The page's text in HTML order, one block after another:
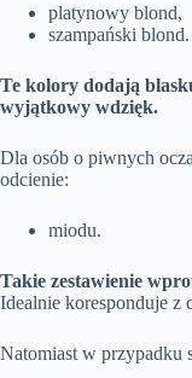
platynowy blond,
szampański blond.
Te kolory dodają
wyjątkowy wdzięk.
Dla osób o piwnych
odcienie:
miodu.
Takie zestawienie
Idealnie koresponduje z
Natomiast w przypadku